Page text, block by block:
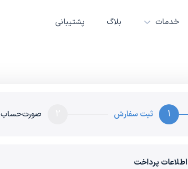
خدمات بلاگ پشتیبانی
1 ثبت سفارش صورت‌حساب
اطلاعات پرداخت